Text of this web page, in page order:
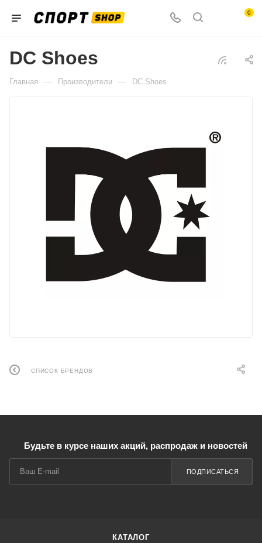
0
DC Shoes
Главная — Производители — DC Shoes
СПИСОК БРЕНДОВ
Будьте в курсе наших акций, распродаж и новостей
ПОДПИСАТЬСЯ
КАТАЛОГ